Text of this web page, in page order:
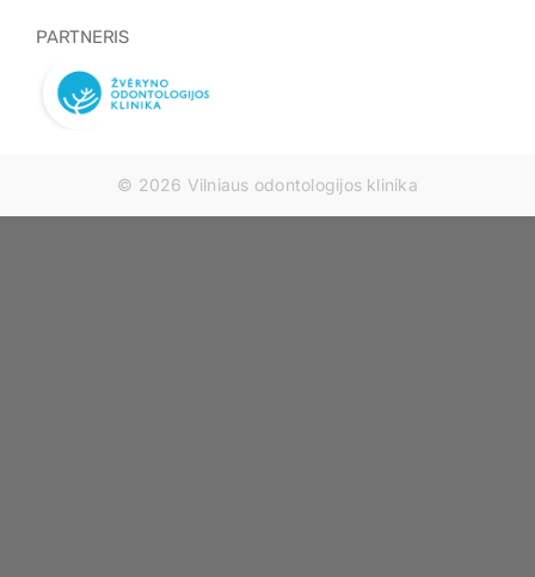
PARTNERIS
© 2026 Vilniaus odontologijos klinika